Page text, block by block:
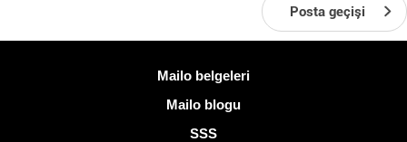
Posta geçişi
Mailo belgeleri
Mailo blogu
SSS